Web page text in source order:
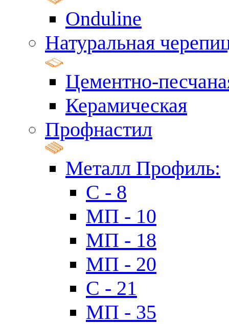
Onduline
Натуральная
Цементно-
Керамическая
Профнастил
Металл Профиль:
C - 8
МП - 10
МП - 18
МП - 20
C - 21
МП - 35